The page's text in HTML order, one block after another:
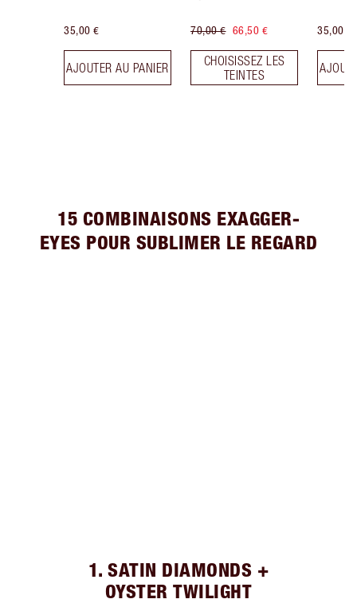
35,00 €
AJOUTER AU PANIER
70,00 € 66,50 €
CHOISISSEZ LES
TEINTES
35,00 €
15 COMBINAISONS EXAGGER-
EYES POUR SUBLIMER LE REGARD
1. SATIN DIAMONDS +
OYSTER TWILIGHT